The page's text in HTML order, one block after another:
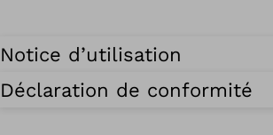
Notice d’utilisation
Déclaration de conformité